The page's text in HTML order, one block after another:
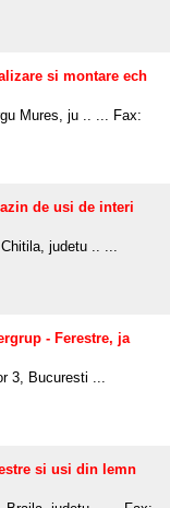
si montare ech
Mures, ju .. ... Fax:
de usi de interi
judetu .. ...
- Ferestre, ja
3, Bucuresti ...
si usi din lemn